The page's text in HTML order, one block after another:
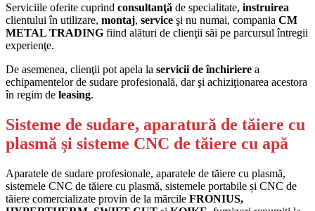
Serviciile oferite cuprind consultanţă de specialitate, instruirea
clientului în utilizare, montaj, service şi nu numai, compania CM
METAL TRADING fiind alături de clienţii săi pe parcursul întregii
experienţe.
De asemenea, clienţii pot apela la servicii de închiriere a
echipamentelor de sudare profesională, dar şi achiziţionarea acestora
în regim de leasing.
Sisteme de sudare, aparatură de tăiere cu
plasmă şi sisteme CNC de tăiere cu apă
Aparatele de sudare profesionale, aparatele de tăiere cu plasmă,
sistemele CNC de tăiere cu plasmă, sistemele portabile și CNC de
tăiere comercializate provin de la mărcile FRONIUS,